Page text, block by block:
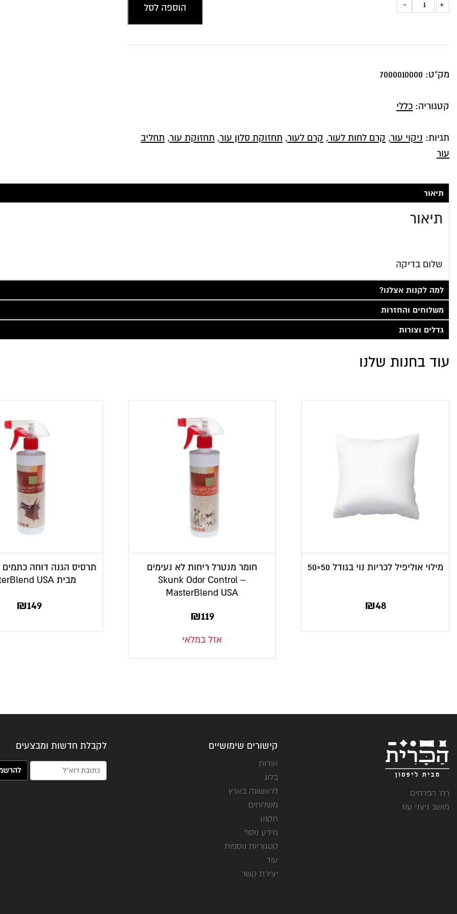
+
כמות
מבית
MasterBlend
- הוספה לסל
מק"ט: 7000010000
קטגוריה: כללי
תגיות: ניקוי עור, קרם לחות לעור, קרם לעור, תחזוקת סלון עור, תחזוקת עור, תחליב
עור
תיאור
תיאור
שלום בדיקה
למה לקנות אצלנו?
משלוחים והחזרות
גדלים וצורות
עוד בחנות שלנו
מילוי אוליפיל לכריות נוי בגודל 50×50
₪48
חומר מנטרל ריחות לא נעימים
Skunk Odor Control –
MasterBlend USA
₪119
אזל במלאי
תרסיס הגנה דוחה כתמים
מבית MasterBlend USA
₪149
רח' הפרחים
מושב ניצני עוז
קישורים שימושיים
אודות
בלוג
לראשונה בארץ
משלוחים
תקנון
מידע נוסף
קטגוריות נוספות
עוד
יצירת קשר
לקבלת חדשות ומבצעים
האימייל שלך (חובה)